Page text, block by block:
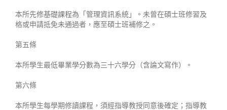
本所先修基礎課程為「管理資訊系統」。未曾在碩士班修習及
格或申請抵免未通過者，應至碩士班補修之。
第五條
本所學生最低畢業學分數為三十六學分（含論文寫作）。
第六條
本所學生每學期修讀課程，須經指導教授同意後確定；指導教